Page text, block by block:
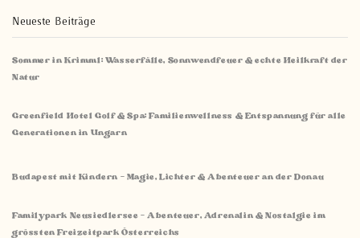
Neueste Beiträge
Sommer in Krimml: Wasserfälle, Sonnwendfeuer & echte Heilkraft der
Natur
Greenfield Hotel Golf & Spa: Familienwellness & Entspannung für alle
Generationen in Ungarn
Budapest mit Kindern – Magie, Lichter & Abenteuer an der Donau
Familypark Neusiedlersee – Abenteuer, Adrenalin & Nostalgie im
grössten Freizeitpark Österreichs